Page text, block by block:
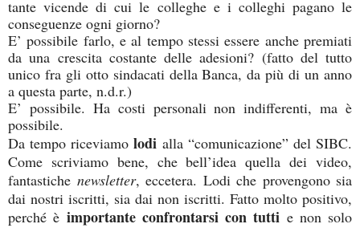
tante vicende di cui le colleghe e i colleghi pagano le
conseguenze ogni giorno?
E’ possibile farlo, e al tempo stessi essere anche premiati
da una crescita costante delle adesioni? (fatto del tutto
unico fra gli otto sindacati della Banca, da più di un anno
a questa parte, n.d.r.)
E’ possibile. Ha costi personali non indifferenti, ma è
possibile.
Da tempo riceviamolodi alla “comunicazione” del SIBC.
Come scriviamo bene, che bell’idea quella dei video,
fantastiche newsletter, eccetera. Lodi che provengono sia
dai nostri iscritti, sia dai non iscritti. Fatto molto positivo,
perché è importante confrontarsi con tutti e non solo